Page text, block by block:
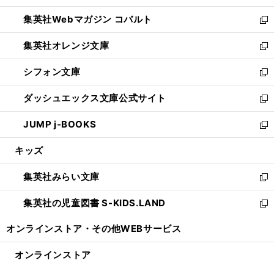
開
く
ウ
で
開
く
ン
ド
ウ
で
開
く
ウ
ィ
ン
ド
ウ
で
開
く
集英社Webマガジン コバルト
新
し
い
ウ
ィ
ン
ド
ウ
で
開
集英社オレンジ文庫
新
し
い
ウ
ィ
ン
ド
ウ
開
く
シフォン文庫
新
し
い
ウ
ィ
ン
ウ
で
開
く
ダッシュエックス文庫公式サイト
新
し
い
ウ
ン
ド
ウ
で
JUMP j-BOOKS
新
し
ウ
ィ
ン
ド
開
キッズ
集英社みらい文庫
新
し
い
ン
集英社の児童図書 S-KIDS.LAND
新
ウ
オンラインストア・ その他WEBサービス
オンラインストア